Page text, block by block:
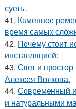
суеты.
41. Каменное
время самых
42. Почему стоит
инсталляцией:
43. Свет и простор
Алексея Волкова.
44. Современный
и натуральными